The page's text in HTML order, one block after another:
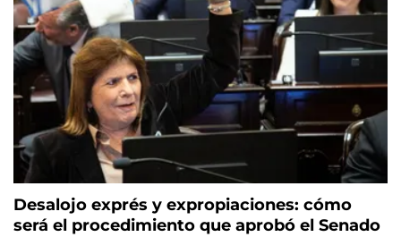
Desalojo exprés y expropiaciones: cómo
será el procedimiento que aprobó el Senado